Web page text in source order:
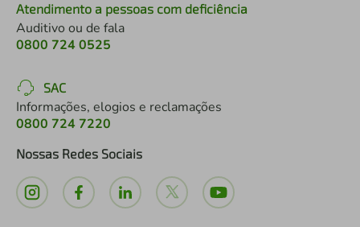
Atendimento a pessoas com deficiência
Auditivo ou de fala
0800 724 0525
SAC
Informações, elogios e reclamações
0800 724 7220
Nossas Redes Sociais